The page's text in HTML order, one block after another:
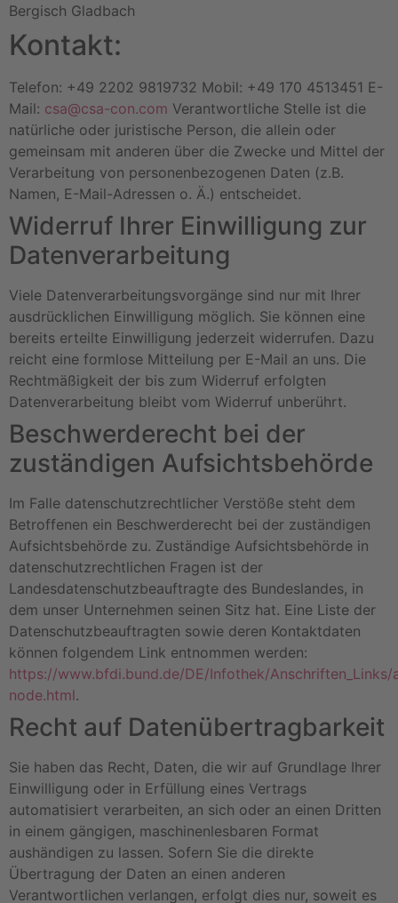
Bergisch Gladbach
Kontakt:
Telefon: +49 2202 9819732 Mobil: +49 170 4513451 E-
Mail: csa@csa-con.com Verantwortliche Stelle ist die
natürliche oder juristische Person, die allein oder
gemeinsam mit anderen über die Zwecke und Mittel der
Verarbeitung von personenbezogenen Daten (z.B.
Namen, E-Mail-Adressen o. Ä.) entscheidet.
Widerruf Ihrer Einwilligung zur
Datenverarbeitung
Viele Datenverarbeitungsvorgänge sind nur mit Ihrer
ausdrücklichen Einwilligung möglich. Sie können eine
bereits erteilte Einwilligung jederzeit widerrufen. Dazu
reicht eine formlose Mitteilung per E-Mail an uns. Die
Rechtmäßigkeit der bis zum Widerruf erfolgten
Datenverarbeitung bleibt vom Widerruf unberührt.
Beschwerderecht bei der
zuständigen Aufsichtsbehörde
Im Falle datenschutzrechtlicher Verstöße steht dem
Betroffenen ein Beschwerderecht bei der zuständigen
Aufsichtsbehörde zu. Zuständige Aufsichtsbehörde in
datenschutzrechtlichen Fragen ist der
Landesdatenschutzbeauftragte des Bundeslandes, in
dem unser Unternehmen seinen Sitz hat. Eine Liste der
Datenschutzbeauftragten sowie deren Kontaktdaten
können folgendem Link entnommen werden:
https://www.bfdi.bund.de/DE/Infothek/Anschriften_Links/
node.html.
Recht auf Datenübertragbarkeit
Sie haben das Recht, Daten, die wir auf Grundlage Ihrer
Einwilligung oder in Erfüllung eines Vertrags
automatisiert verarbeiten, an sich oder an einen Dritten
in einem gängigen, maschinenlesbaren Format
aushändigen zu lassen. Sofern Sie die direkte
Übertragung der Daten an einen anderen
Verantwortlichen verlangen, erfolgt dies nur, soweit es